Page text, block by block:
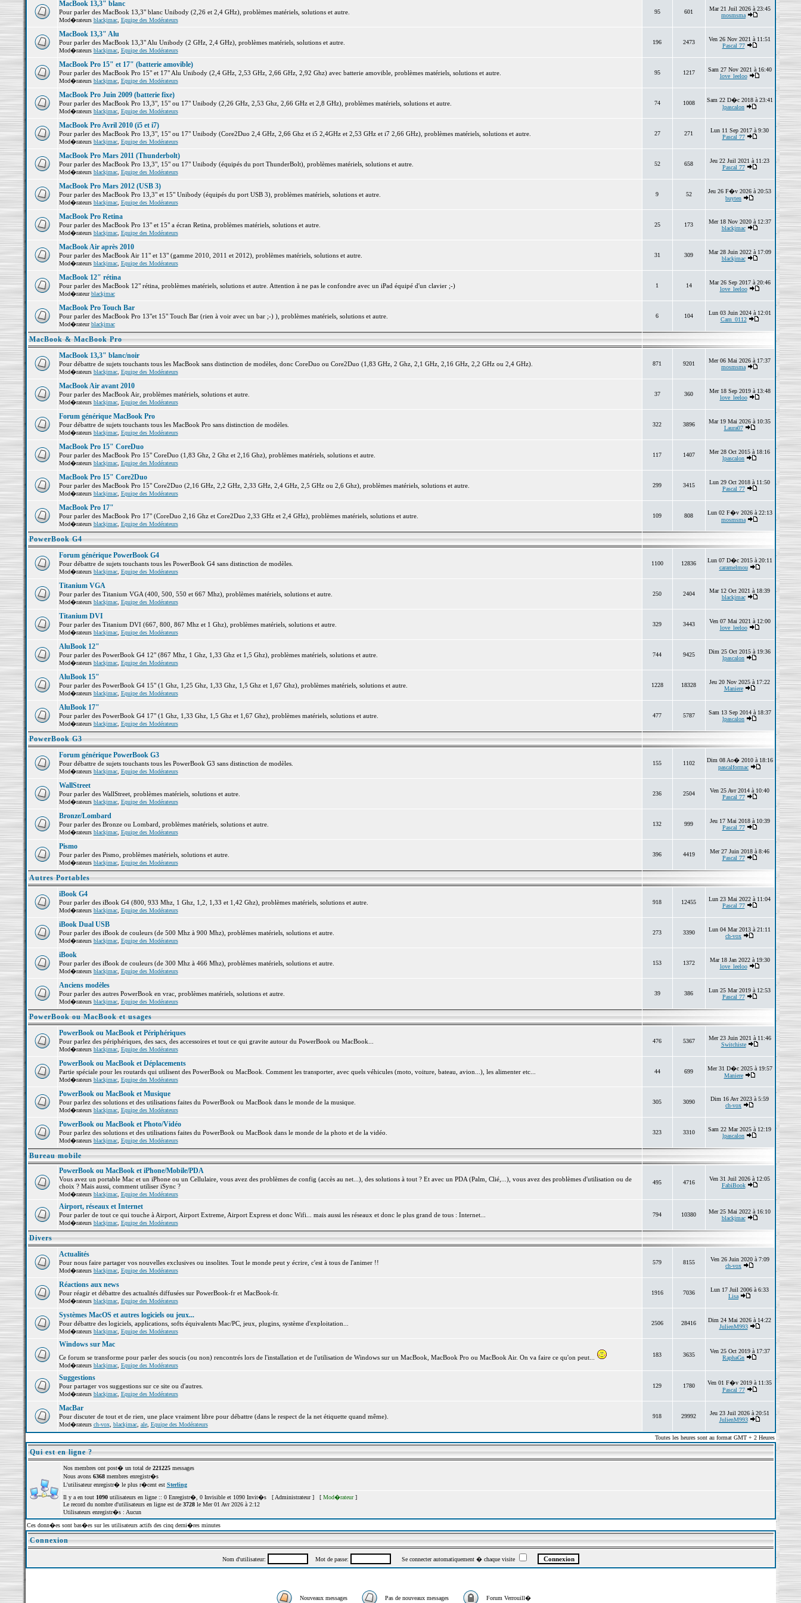
MacBook 13,3" blanc
Pour parler des MacBook 13,3" blanc Unibody (2,26 et 2,4 GHz), problèmes matériels, solutions et autre.
Mod�rateurs blackjmac, Equipe des Modérateurs
95 601
Mar 21 Juil 2026 à 23:45
mosmsma
MacBook 13,3" Alu
Pour parler des MacBook 13,3" Alu Unibody (2 GHz, 2,4 GHz), problèmes matériels, solutions et autre.
Mod�rateurs blackjmac, Equipe des Modérateurs
196 2473
Ven 26 Nov 2021 à 11:51
Pascal 77
MacBook Pro 15" et 17" (batterie amovible)
Pour parler des MacBook Pro 15" et 17" Alu Unibody (2,4 GHz, 2,53 GHz, 2,66 GHz, 2,92 Ghz) avec batterie amovible, problèmes matériels, solutions et autre.
Mod�rateurs blackjmac, Equipe des Modérateurs
95 1217
Sam 27 Nov 2021 à 16:40
love_leeloo
MacBook Pro Juin 2009 (batterie fixe)
Pour parler des MacBook Pro 13,3", 15" ou 17" Unibody (2,26 GHz, 2,53 Ghz, 2,66 GHz et 2,8 GHz), problèmes matériels, solutions et autre.
Mod�rateurs blackjmac, Equipe des Modérateurs
74 1008
Sam 22 D�c 2018 à 23:41
lpascalon
MacBook Pro Avril 2010 (i5 et i7)
Pour parler des MacBook Pro 13,3", 15" ou 17" Unibody (Core2Duo 2,4 GHz, 2,66 Ghz et i5 2,4GHz et 2,53 GHz et i7 2,66 GHz), problèmes matériels, solutions et autre.
Mod�rateurs blackjmac, Equipe des Modérateurs
27 271
Lun 11 Sep 2017 à 9:30
Pascal 77
MacBook Pro Mars 2011 (Thunderbolt)
Pour parler des MacBook Pro 13,3", 15" ou 17" Unibody (équipés du port ThunderBolt), problèmes matériels, solutions et autre.
Mod�rateurs blackjmac, Equipe des Modérateurs
52 658
Jeu 22 Juil 2021 à 11:23
Pascal 77
MacBook Pro Mars 2012 (USB 3)
Pour parler des MacBook Pro 13,3" et 15" Unibody (équipés du port USB 3), problèmes matériels, solutions et autre.
Mod�rateurs blackjmac, Equipe des Modérateurs
9 52
Jeu 26 F�v 2026 à 20:53
buyten
MacBook Pro Retina
Pour parler des MacBook Pro 13" et 15" a écran Retina, problèmes matériels, solutions et autre.
Mod�rateurs blackjmac, Equipe des Modérateurs
25 173
Mer 18 Nov 2020 à 12:37
blackjmac
MacBook Air après 2010
Pour parler des MacBook Air 11" et 13" (gamme 2010, 2011 et 2012), problèmes matériels, solutions et autre.
Mod�rateurs blackjmac, Equipe des Modérateurs
31 309
Mar 28 Juin 2022 à 17:09
blackjmac
MacBook 12" rétina
Pour parler des MacBook 12" rétina, problèmes matériels, solutions et autre. Attention à ne pas le confondre avec un iPad équipé d'un clavier ;-)
Mod�rateurblackjmac
1 14
Mar 26 Sep 2017 à 20:46
love_leeloo
MacBook Pro Touch Bar
Pour parler des MacBook Pro 13"et 15" Touch Bar (rien à voir avec un bar ;-) ), problèmes matériels, solutions et autre.
Mod�rateurblackjmac
6 104
Lun 03 Juin 2024 à 12:01
Cam_0112
MacBook & MacBook Pro
MacBook 13,3" blanc/noir
Pour débattre de sujets touchants tous les MacBook sans distinction de modèles, donc CoreDuo ou Core2Duo (1,83 GHz, 2 Ghz, 2,1 GHz, 2,16 GHz, 2,2 GHz ou 2,4 GHz).
Mod�rateurs blackjmac, Equipe des Modérateurs
871 9201
Mer 06 Mai 2026 à 17:37
mosmsma
MacBook Air avant 2010
Pour parler des MacBook Air, problèmes matériels, solutions et autre.
Mod�rateurs blackjmac, Equipe des Modérateurs
37 360
Mer 18 Sep 2019 à 13:48
love_leeloo
Forum générique MacBook Pro
Pour débattre de sujets touchants tous les MacBook Pro sans distinction de modèles.
Mod�rateurs blackjmac, Equipe des Modérateurs
322 3896
Mar 19 Mai 2026 à 10:35
Laura07
MacBook Pro 15" CoreDuo
Pour parler des MacBook Pro 15" CoreDuo (1,83 Ghz, 2 Ghz et 2,16 Ghz), problèmes matériels, solutions et autre.
Mod�rateurs blackjmac, Equipe des Modérateurs
117 1407
Mer 28 Oct 2015 à 18:16
lpascalon
MacBook Pro 15" Core2Duo
Pour parler des MacBook Pro 15" Core2Duo (2,16 GHz, 2,2 GHz, 2,33 GHz, 2,4 GHz, 2,5 GHz ou 2,6 Ghz), problèmes matériels, solutions et autre.
Mod�rateurs blackjmac, Equipe des Modérateurs
299 3415
Lun 29 Oct 2018 à 11:50
Pascal 77
MacBook Pro 17"
Pour parler des MacBook Pro 17" (CoreDuo 2,16 Ghz et Core2Duo 2,33 GHz et 2,4 GHz), problèmes matériels, solutions et autre.
Mod�rateurs blackjmac, Equipe des Modérateurs
109 808
Lun 02 F�v 2026 à 22:13
mosmsma
PowerBook G4
Forum générique PowerBook G4
Pour débattre de sujets touchants tous les PowerBook G4 sans distinction de modèles.
Mod�rateurs blackjmac, Equipe des Modérateurs
1100 12836
Lun 07 D�c 2015 à 20:11
caramelmou
Titanium VGA
Pour parler des Titanium VGA (400, 500, 550 et 667 Mhz), problèmes matériels, solutions et autre.
Mod�rateurs blackjmac, Equipe des Modérateurs
250 2404
Mar 12 Oct 2021 à 18:39
blackjmac
Titanium DVI
Pour parler des Titanium DVI (667, 800, 867 Mhz et 1 Ghz), problèmes matériels, solutions et autre.
Mod�rateurs blackjmac, Equipe des Modérateurs
329 3443
Ven 07 Mai 2021 à 12:00
love_leeloo
AluBook 12"
Pour parler des PowerBook G4 12" (867 Mhz, 1 Ghz, 1,33 Ghz et 1,5 Ghz), problèmes matériels, solutions et autre.
Mod�rateurs blackjmac, Equipe des Modérateurs
744 9425
Dim 25 Oct 2015 à 19:36
lpascalon
AluBook 15"
Pour parler des PowerBook G4 15" (1 Ghz, 1,25 Ghz, 1,33 Ghz, 1,5 Ghz et 1,67 Ghz), problèmes matériels, solutions et autre.
Mod�rateurs blackjmac, Equipe des Modérateurs
1228 18328
Jeu 20 Nov 2025 à 17:22
Maniere
AluBook 17"
Pour parler des PowerBook G4 17" (1 Ghz, 1,33 Ghz, 1,5 Ghz et 1,67 Ghz), problèmes matériels, solutions et autre.
Mod�rateurs blackjmac, Equipe des Modérateurs
477 5787
Sam 13 Sep 2014 à 18:37
lpascalon
PowerBook G3
Forum générique PowerBook G3
Pour débattre de sujets touchants tous les PowerBook G3 sans distinction de modèles.
Mod�rateurs blackjmac, Equipe des Modérateurs
155 1102
Dim 08 Ao� 2010 à 18:16
pascalformac
WallStreet
Pour parler des WallStreet, problèmes matériels, solutions et autre.
Mod�rateurs blackjmac, Equipe des Modérateurs
236 2504
Ven 25 Avr 2014 à 10:40
Pascal 77
Bronze/Lombard
Pour parler des Bronze ou Lombard, problèmes matériels, solutions et autre.
Mod�rateurs blackjmac, Equipe des Modérateurs
132 999
Jeu 17 Mai 2018 à 10:39
Pascal 77
Pismo
Pour parler des Pismo, problèmes matériels, solutions et autre.
Mod�rateurs blackjmac, Equipe des Modérateurs
396 4419
Mer 27 Juin 2018 à 8:46
Pascal 77
Autres Portables
iBook G4
Pour parler des iBook G4 (800, 933 Mhz, 1 Ghz, 1,2, 1,33 et 1,42 Ghz), problèmes matériels, solutions et autre.
Mod�rateurs blackjmac, Equipe des Modérateurs
918 12455
Lun 23 Mai 2022 à 11:04
Pascal 77
iBook Dual USB
Pour parler des iBook de couleurs (de 500 Mhz à 900 Mhz), problèmes matériels, solutions et autre.
Mod�rateurs blackjmac, Equipe des Modérateurs
273 3390
Lun 04 Mar 2013 à 21:11
ch-vox
iBook
Pour parler des iBook de couleurs (de 300 Mhz à 466 Mhz), problèmes matériels, solutions et autre.
Mod�rateurs blackjmac, Equipe des Modérateurs
153 1372
Mar 18 Jan 2022 à 19:30
love_leeloo
Anciens modèles
Pour parler des autres PowerBook en vrac, problèmes matériels, solutions et autre.
Mod�rateurs blackjmac, Equipe des Modérateurs
39 386
Lun 25 Mar 2019 à 12:53
Pascal 77
PowerBook ou MacBook et usages
PowerBook ou MacBook et Périphériques
Pour parlez des périphériques, des sacs, des accessoires et tout ce qui gravite autour du PowerBook ou MacBook...
Mod�rateurs blackjmac, Equipe des Modérateurs
476 5367
Mer 23 Juin 2021 à 11:46
Switchiste
PowerBook ou MacBook et Déplacements
Partie spéciale pour les routards qui utilisent des PowerBook ou MacBook. Comment les transporter, avec quels véhicules (moto, voiture, bateau, avion...), les alimenter etc...
Mod�rateurs blackjmac, Equipe des Modérateurs
44 699
Mer 31 D�c 2025 à 19:57
Maniere
PowerBook ou MacBook et Musique
Pour parlez des solutions et des utilisations faites du PowerBook ou MacBook dans le monde de la musique.
Mod�rateurs blackjmac, Equipe des Modérateurs
305 3090
Dim 16 Avr 2023 à 5:59
ch-vox
PowerBook ou MacBook et Photo/Vidéo
Pour parlez des solutions et des utilisations faites du PowerBook ou MacBook dans le monde de la photo et de la vidéo.
Mod�rateurs blackjmac, Equipe des Modérateurs
323 3310
Sam 22 Mar 2025 à 12:19
lpascalon
Bureau mobile
PowerBook ou MacBook et iPhone/Mobile/PDA
Vous avez un portable Mac et un iPhone ou un Cellulaire, vous avez des problèmes de config (accès au net...), des solutions à tout ? Et avec un PDA (Palm, Clié,...), vous avez des problèmes d'utilisation ou de
choix ? Mais aussi, comment utiliser iSync ?
Mod�rateurs blackjmac, Equipe des Modérateurs
495 4716
Ven 31 Juil 2026 à 12:05
FabiBook
Airport, réseaux et Internet
Pour parler de tout ce qui touche à Airport, Airport Extreme, Airport Express et donc Wifi... mais aussi les réseaux et donc le plus grand de tous : Internet...
Mod�rateurs blackjmac, Equipe des Modérateurs
794 10380
Mer 25 Mai 2022 à 16:10
blackjmac
Divers
Actualités
Pour nous faire partager vos nouvelles exclusives ou insolites. Tout le monde peut y écrire, c'est à tous de l'animer !!
Mod�rateurs blackjmac, Equipe des Modérateurs
579 8155
Ven 26 Juin 2020 à 7:09
ch-vox
Réactions aux news
Pour réagir et débattre des actualités diffusées sur PowerBook-fr et MacBook-fr.
Mod�rateurs blackjmac, Equipe des Modérateurs
1916 7036
Lun 17 Juil 2006 à 6:33
Lisa
Systèmes MacOS et autres logiciels ou jeux...
Pour débattre des logiciels, applications, softs équivalents Mac/PC, jeux, plugins, système d'exploitation...
Mod�rateurs blackjmac, Equipe des Modérateurs
2506 28416
Dim 24 Mai 2026 à 14:22
JulienM993
Windows sur Mac
Ce forum se transforme pour parler des soucis (ou non) rencontrés lors de l'installation et de l'utilisation de Windows sur un MacBook, MacBook Pro ou MacBook Air. On va faire ce qu'on peut...
Mod�rateurs blackjmac, Equipe des Modérateurs
183 3635
Ven 25 Oct 2019 à 17:37
RaphaGn
Suggestions
Pour partager vos suggestions sur ce site ou d'autres.
Mod�rateurs blackjmac, Equipe des Modérateurs
129 1780
Ven 01 F�v 2019 à 11:35
Pascal 77
MacBar
Pour discuter de tout et de rien, une place vraiment libre pour débattre (dans le respect de la net étiquette quand même).
Mod�rateurs ch-vox, blackjmac, ale, Equipe des Modérateurs
918 29992
Jeu 23 Juil 2026 à 20:51
JulienM993
Toutes les heures sont au format GMT + 2 Heures
Qui est en ligne ?
Nos membres ont post� un total de 221225messages
Nous avons 6368membres enregistr�s
L'utilisateur enregistr� le plus r�cent est Sterling
Il y a en tout 1090utilisateurs en ligne :: 0 Enregistr�, 0 Invisible et 1090 Invit�s [ Administrateur] [ Mod�rateur]
Le record du nombre d'utilisateurs en ligne est de 3728le Mer 01 Avr 2026 à 2:12
Utilisateurs enregistr�s : Aucun
Ces donn�es sont bas�es sur les utilisateurs actifs des cinq derni�res minutes
Connexion
Nom d'utilisateur: Mot de passe: Se connecter automatiquement � chaque visite
Nouveaux messages Pas de nouveaux messages Forum Verrouill�